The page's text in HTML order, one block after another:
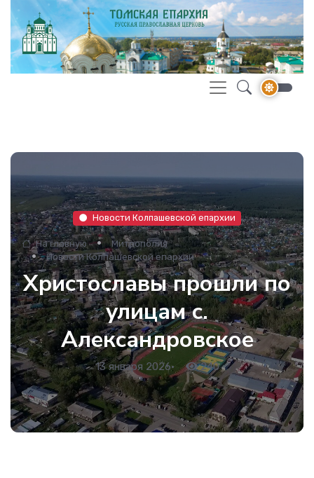
Новости Колпашевской епархии
На главную
Митрополия
Новости Колпашевской епархии
Христославы прошли по
улицам с.
Александровское
13 января 2026• 240